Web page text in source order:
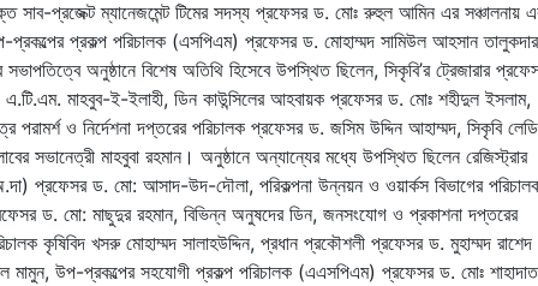
সাব-প্রজেক্ট ম্যানেজমেন্ট টিমের সদস্য প্রফেসর ড. মোঃ রুহুল আমিন এর সঞ্চালনায়
প্রকল্পের প্রকল্প পরিচালক (এসপিএম) প্রফেসর ড. মোহাম্মদ সামিউল আহসান তালুকদার
অনুষ্ঠানে বিশেষ অতিথি হিসেবে উপস্থিত ছিলেন, সিকৃবি’র ট্রেজারার
মাহবুব-ই-ইলাহী, ডিন কাউন্সিলের আহবায়ক প্রফেসর ড. মোঃ শহীদুল ইসলাম,
পরামর্শ ও নির্দেশনা দপ্তরের পরিচালক প্রফেসর ড. জসিম উদ্দিন আহাম্মদ, সিকৃবি
সভানেত্রী মাহবুবা রহমান। অনুষ্ঠানে অন্যান্যের মধ্যে উপস্থিত ছিলেন রেজিস্ট্রার
প্রফেসর ড. মো: আসাদ-উদ-দৌলা, পরিকল্পনা উন্নয়ন ও ওয়ার্কস বিভাগের
ড. মো: মাছুদুর রহমান, বিভিন্ন অনুষদের ডিন, জনসংযোগ ও প্রকাশনা দপ্তরের
কৃষিবিদ খসরু মোহাম্মদ সালাহউদ্দিন, প্রধান প্রকৌশলী প্রফেসর ড. মুহাম্মদ রাশেদ
মামুন, উপ-প্রকল্পের সহযোগী প্রকল্প পরিচালক (এএসপিএম) প্রফেসর ড. মোঃ শাহাদাত